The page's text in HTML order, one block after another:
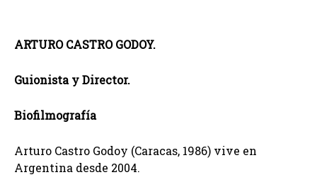
ARTURO CASTRO GODOY.
Guionista y Director.
Biofilmografía
Arturo Castro Godoy (Caracas, 1986) vive en
Argentina desde 2004.